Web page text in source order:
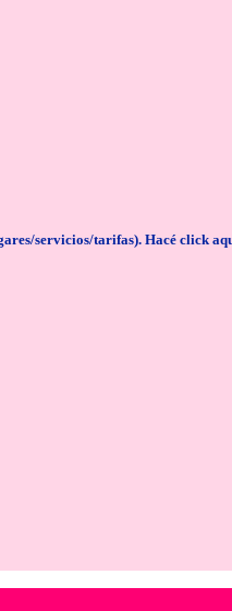
servicios/tarifas). Hacé click